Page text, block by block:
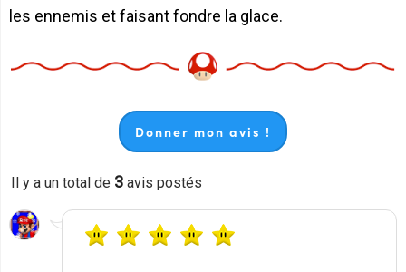
les ennemis et faisant fondre la glace.
Donner mon avis !
Il y a un total de 3 avis postés